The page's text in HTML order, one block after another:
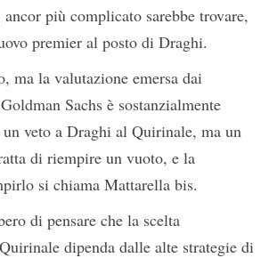
più complicato sarebbe trovare,
premier al posto di Draghi.
ma la valutazione emersa dai
Sachs è sostanzialmente
veto a Draghi al Quirinale, ma un
di riempire un vuoto, e la
si chiama Mattarella bis.
di pensare che la scelta
dipenda dalle alte strategie di